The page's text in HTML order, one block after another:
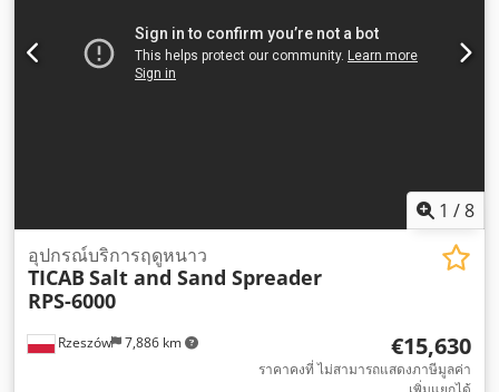
1 /8
Rzeszów 7,886 km
อุปกรณ์บริการฤดูหนาว
TICAB Salt and Sand Spreader
RPS-6000
€15,630
ราคาคงที่ ไม่สามารถแสดงภาษีมูลค่า